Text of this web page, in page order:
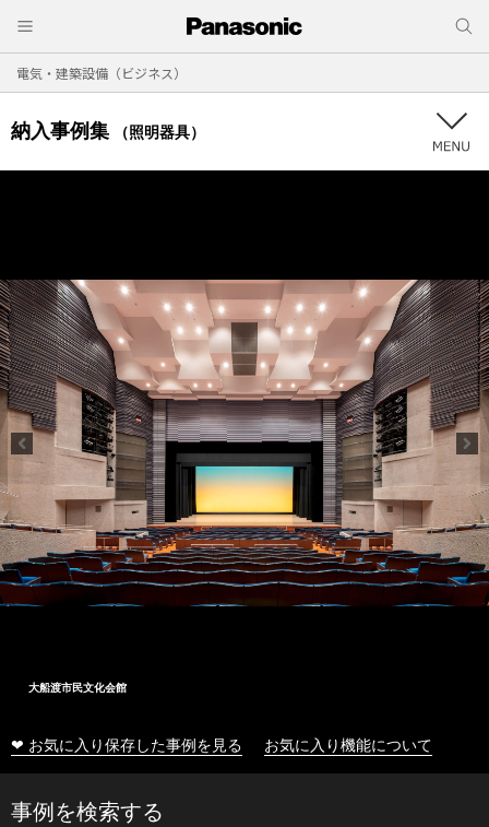
電気・建築設備（ビジネス）
納入事例集 （照明器具）
大船渡市民文化会館
❤ お気に入り保存した事例を見る お気に入り機能について
事例を検索する